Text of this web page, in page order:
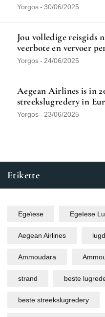
Yorgos- 30/06/2025
Jou volledige reisgids
veerbote en vervoer
Yorgos- 24/06/2025
Aegean Airlines is in
streekslugredery in
Yorgos- 23/06/2025
Etikette
Egeïese Egeïese
Aegean Airlines
Ammoudara
strand beste
beste streekslugredery